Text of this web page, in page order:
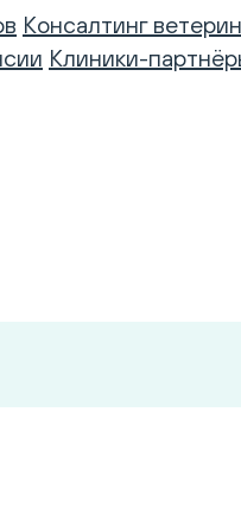
Консалтинг
Клиники-